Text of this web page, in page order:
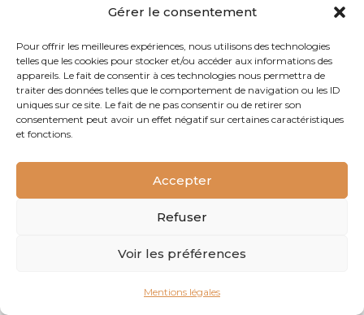
Gérer le consentement
Pour offrir les meilleures expériences, nous utilisons des technologies
telles que les cookies pour stocker et/ou accéder aux informations des
appareils. Le fait de consentir à ces technologies nous permettra de
traiter des données telles que le comportement de navigation ou les ID
uniques sur ce site. Le fait de ne pas consentir ou de retirer son
consentement peut avoir un effet négatif sur certaines caractéristiques
et fonctions.
Accepter
Refuser
Voir les préférences
Mentions légales
rue car les voitures ne sont pas
suffisamment vigilantes
Aucune voie légale et praticable pour
sortir du quartier vers les quais ou le
centre
Difficile de circuler en toute sécurité et
endroits du quartier
des pistes cyclables, insultes les piétons